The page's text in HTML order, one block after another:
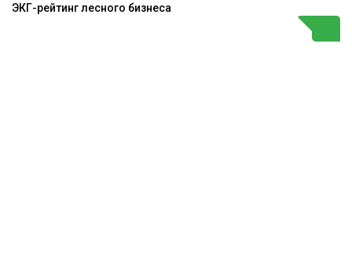
ЭКГ-рейтинг лесного бизнеса